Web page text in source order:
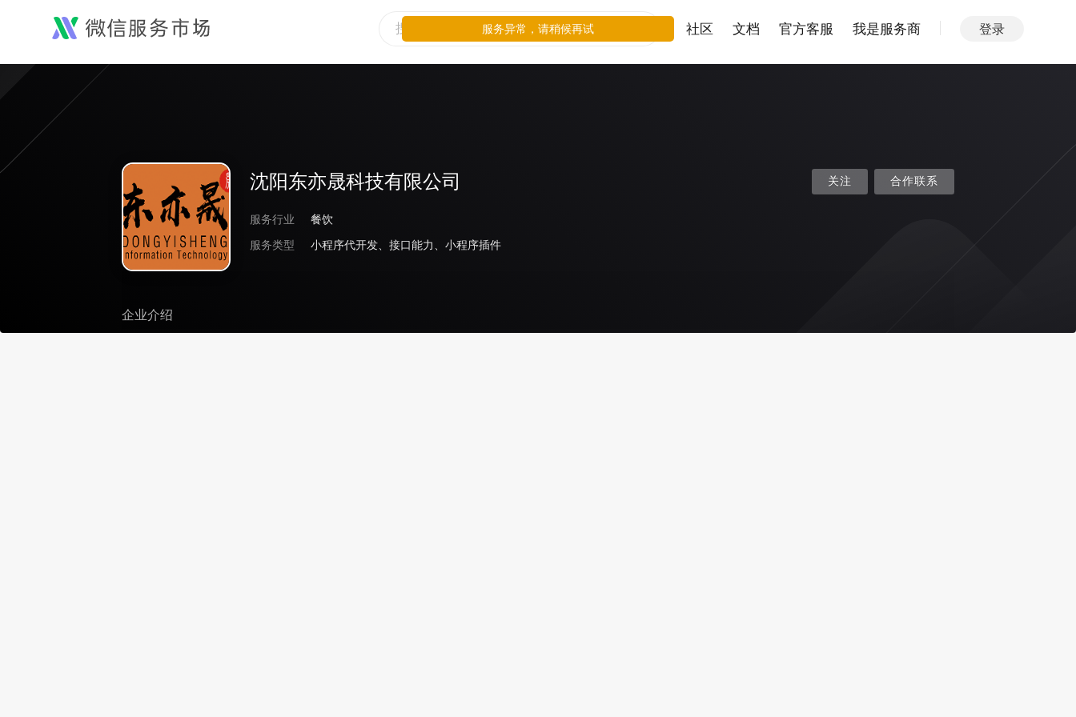
社区 文档 官方客服 我是服务商 登录
沈阳东亦晟科技有限公司
服务行业
餐饮
服务类型
小程序代开发、接口能力、小程序插件
关注 合作联系
企业介绍
服务异常，请稍候再试